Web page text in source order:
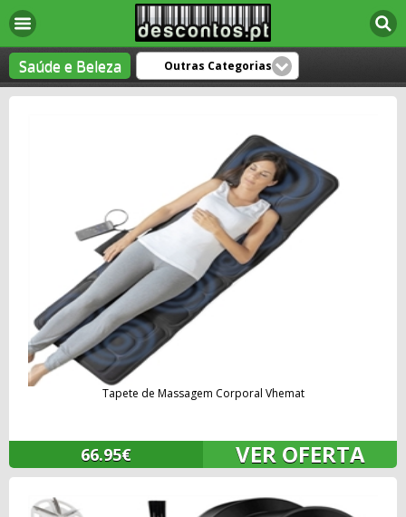
Saúde e Beleza Outras Categorias
Tapete de Massagem Corporal Vhemat
66.95€ VER OFERTA